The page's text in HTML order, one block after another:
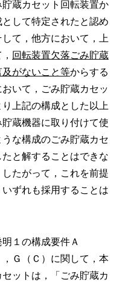
蔵カセット回転装置か
して特定されたと認め
て，他方において，上
回転装置欠落ごみ貯蔵
がないこと等からする
いて，ごみ貯蔵カセッ
上記の構成とした以上
蔵機器に取り付けて使
な構成のごみ貯蔵カセ
と解することはできな
たがって，これを前提
ずれも採用することは
１の構成要件Ａ
，Ｇ（Ｃ）に関して，本
ットは，「ごみ貯蔵カ